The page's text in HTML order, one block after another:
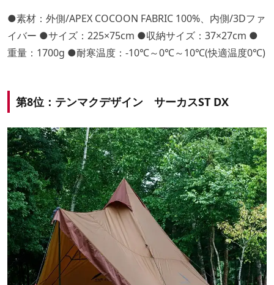
●素材：外側/APEX COCOON FABRIC 100%、内側/3Dファ
イバー ●サイズ：225×75cm ●収納サイズ：37×27cm ●
重量：1700g ●耐寒温度：-10℃～0℃～10℃(快適温度0℃)
第8位：テンマクデザイン サーカスST DX